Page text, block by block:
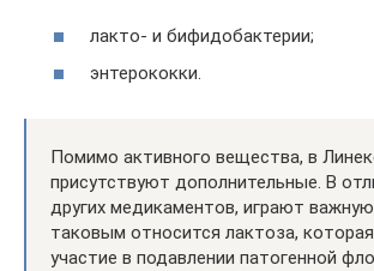
лакто- и бифидобактерии;
энтерококки.
Помимо активного вещества, в
присутствуют дополнительные. В
других медикаментов, играют
таковым относится лактоза,
участие в подавлении патогенной